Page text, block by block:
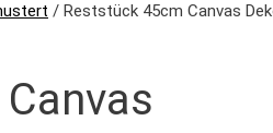
/ Reststück 45cm Canvas